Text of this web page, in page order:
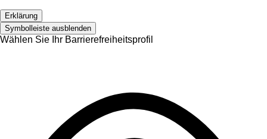
Erklärung
Symbolleiste ausblenden
Wählen Sie Ihr Barrierefreiheitsprofil